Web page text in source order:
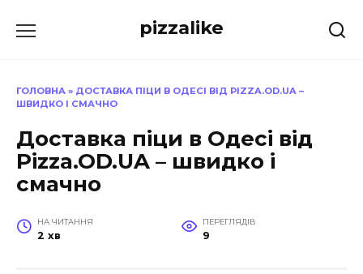
до
pizzalike
ГОЛОВНА » ДОСТАВКА ПІЦИ В ОДЕСІ ВІД PIZZA.OD.UA –
ШВИДКО І СМАЧНО
Доставка піци в Одесі від
Pizza.OD.UA – швидко і
смачно
НА ЧИТАННЯ
2 хв
ПЕРЕГЛЯДІВ
9